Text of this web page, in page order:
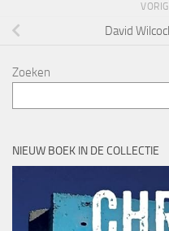
David
Zoeken
NIEUW BOEK IN DE COLLECTIE